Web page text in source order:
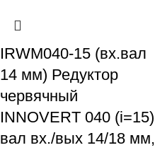
IRWM040-15 (вх.вал
14 мм) Редуктор
червячный
INNOVERT 040 (i=15)
вал вх./вых 14/18 мм,